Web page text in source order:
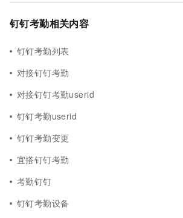
钉钉考勤相关内容
钉钉考勤列表
对接钉钉考勤
对接钉钉考勤userid
钉钉考勤userid
钉钉考勤变更
宜搭钉钉考勤
考勤钉钉
钉钉考勤设备